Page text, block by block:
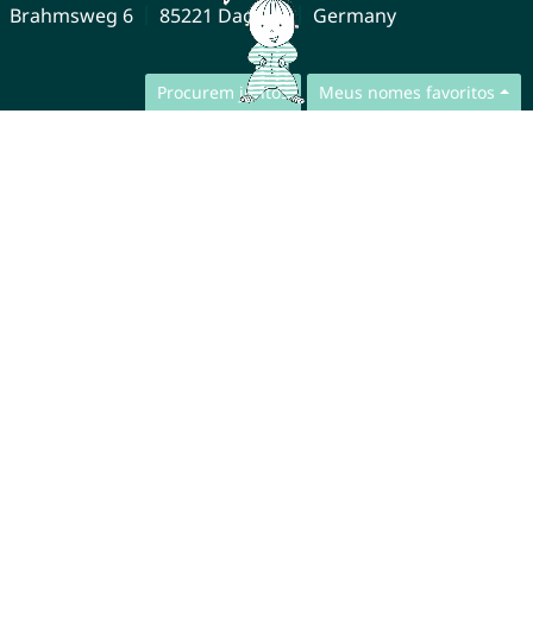
Procurem juntos Meus nomes favoritos
Brahmsweg 6
85221 Dachau Germany